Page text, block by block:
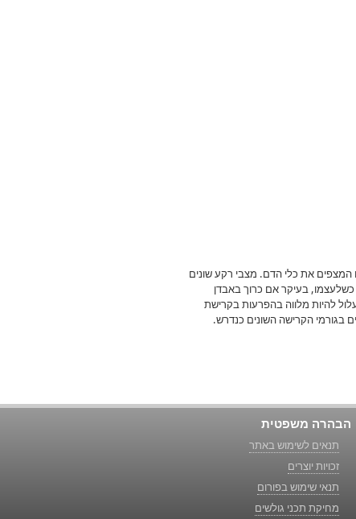
המצפים את כלי הדם. מצבי רקע שונים
כשלעצמו, בעיקר אם כרוך באבדן
להיות מלווה בהפרעות בקרישת
הקרישה השונים כנדרש.
הבהרה משפטית
תנאים לשימוש באתר
זכויות יוצרים
תנאי שימוש בפורום
מחיקת תכני גולשים